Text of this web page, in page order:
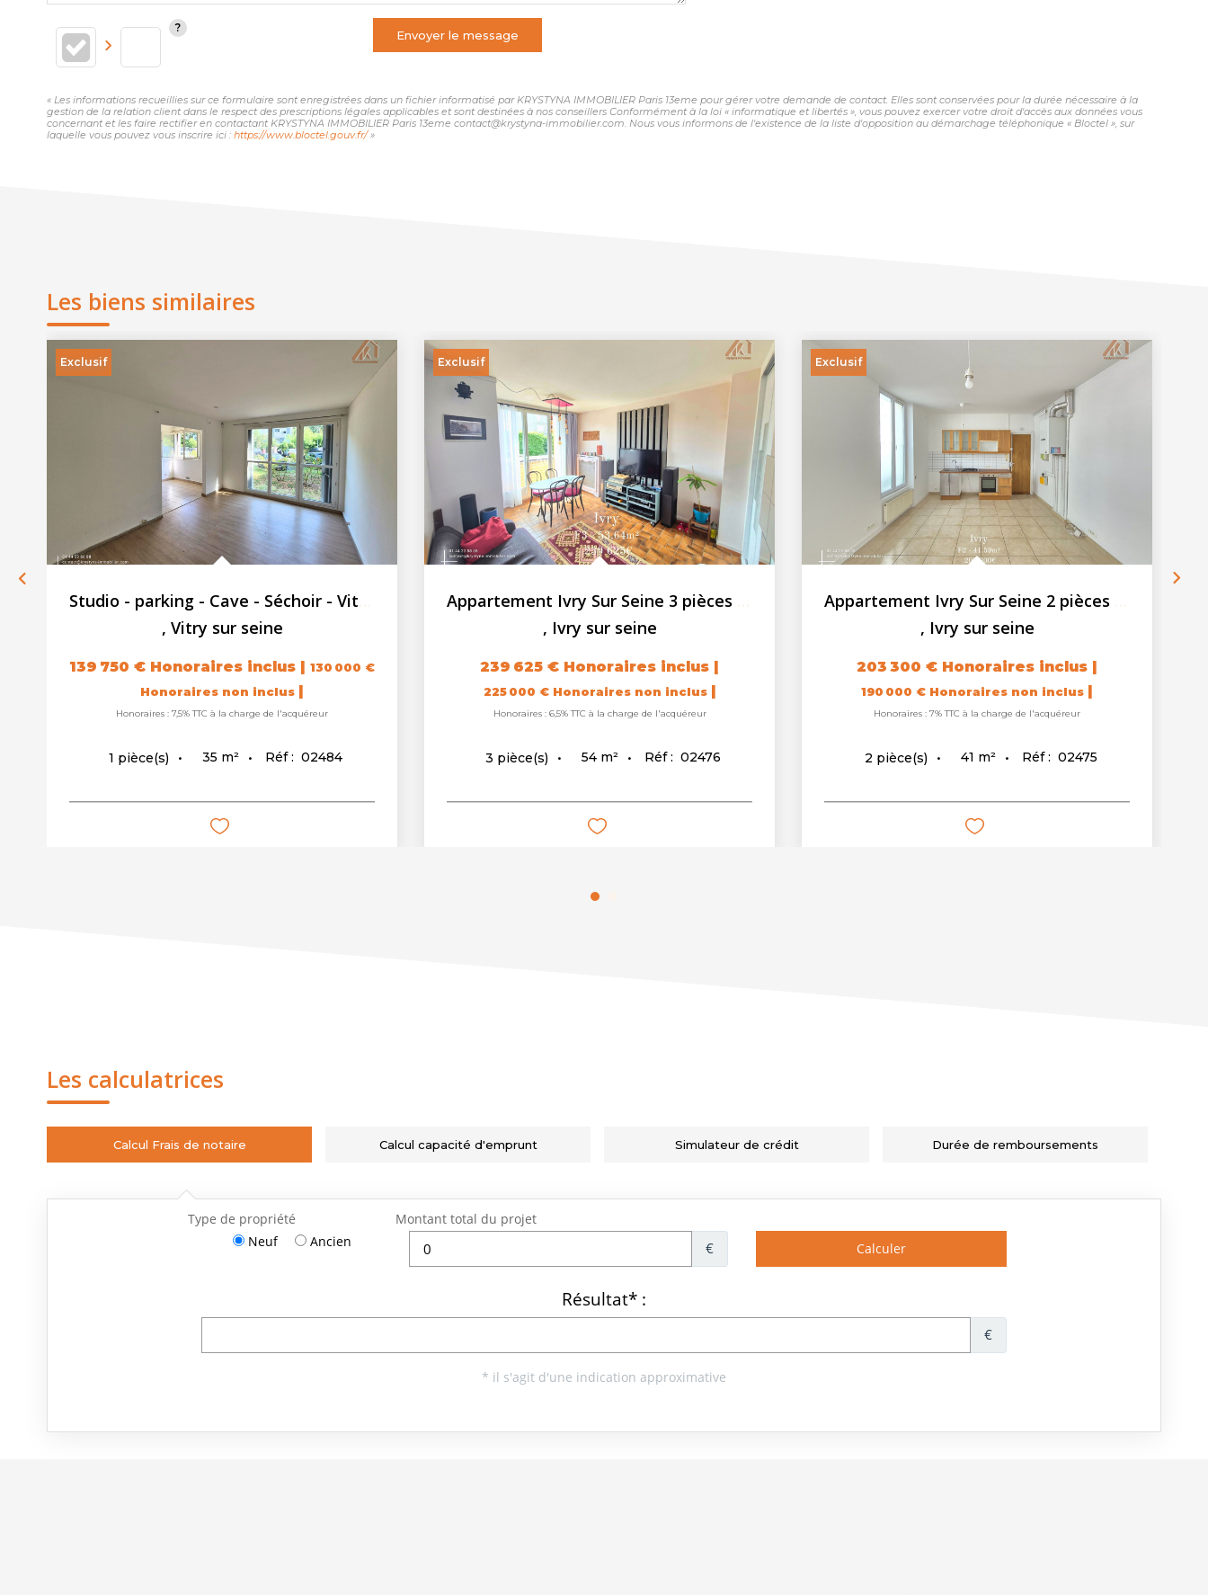
Envoyer le message
« Les informations recueillies sur ce formulaire sont enregistrées dans un fichier informatisé par KRYSTYNA IMMOBILIER Paris 13eme pour gérer votre demande de contact. Elles sont conservées pour la durée nécessaire à la
gestion de la relation client dans le respect des prescriptions légales applicables et sont destinées à nos conseillers Conformément à la loi « informatique et libertés », vous pouvez exercer votre droit d'accès aux données vous
concernant et les faire rectifier en contactant KRYSTYNA IMMOBILIER Paris 13eme contact@krystyna-immobilier.com. Nous vous informons de l'existence de la liste d'opposition au démarchage téléphonique « Bloctel », sur
laquelle vous pouvez vous inscrire ici : https://www.bloctel.gouv.fr/»
Les biens similaires
Exclusif
, Vitry sur seine
139 750 € Honoraires inclus | 130 000 €
Honoraires non inclus |
Honoraires : 7,5% TTC à la charge de l'acquéreur
1 pièce(s) 35 m² Réf : 02484
Exclusif
, Ivry sur seine
239 625 € Honoraires inclus |
225 000 € Honoraires non inclus |
Honoraires : 6,5% TTC à la charge de l'acquéreur
3 pièce(s) 54 m² Réf : 02476
Exclusif
, Ivry sur seine
203 300 € Honoraires inclus |
190 000 € Honoraires non inclus |
Honoraires : 7% TTC à la charge de l'acquéreur
2 pièce(s) 41 m² Réf : 02475
Les calculatrices
Calcul Frais de notaire Calcul capacité d'emprunt Simulateur de crédit Durée de remboursements